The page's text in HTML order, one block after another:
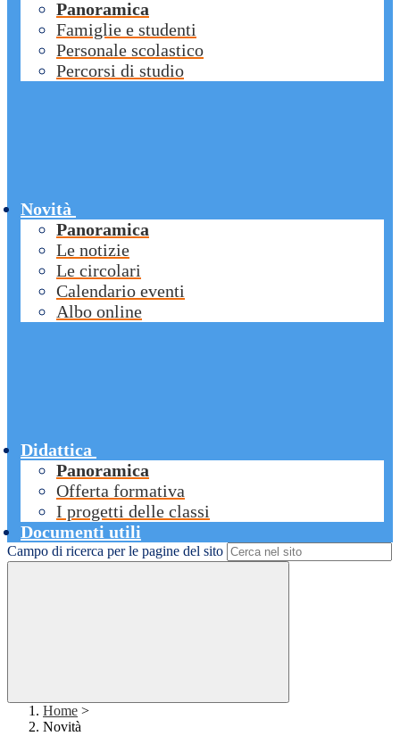
Panoramica
Famiglie e studenti
Personale scolastico
Percorsi di studio
Novità
Panoramica
Le notizie
Le circolari
Calendario eventi
Albo online
Didattica
Panoramica
Offerta formativa
I progetti delle classi
Documenti utili
Campo di ricerca per le pagine del sito
Home >
Novità